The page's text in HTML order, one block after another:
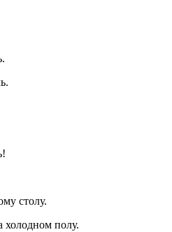
столу.
холодном полу.